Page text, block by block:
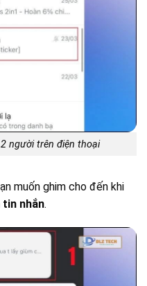
người trên điện thoại
muốn ghim cho đến khi
tin nhắn.